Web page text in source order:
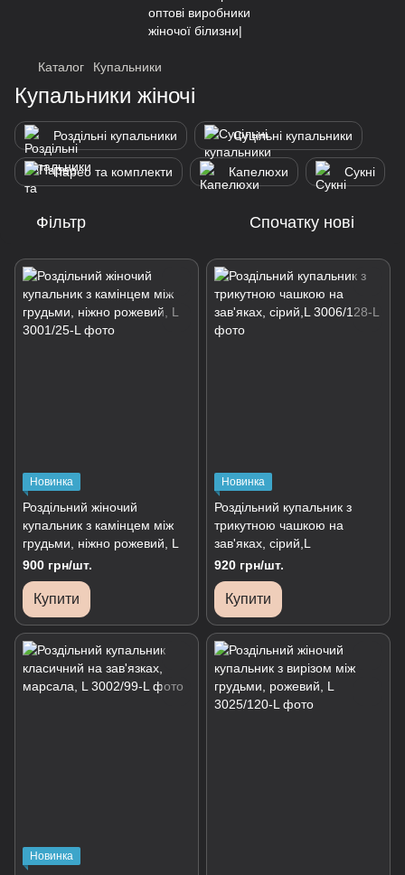
Каталог Купальники
Купальники жіночі
Роздільні купальники Суцільні купальники
Парео та комплекти Капелюхи Сукні
Фільтр Спочатку нові
Новинка
Роздільний жіночий
купальник з камінцем між
грудьми, ніжно рожевий, L
900 грн/шт.
Купити
Новинка
Роздільний купальник з
трикутною чашкою на
зав'яках, сірий,L
920 грн/шт.
Купити
Новинка